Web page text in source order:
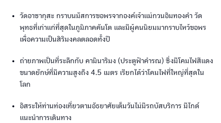
วัดอาซากุสะ กราบนมัสการขอพรจากองค์เจ้าแม่กวนอิมทองคำ วัด
พุทธที่เก่าแก่ที่สุดในภูมิภาคคันโต และมีผู้คนนิยมมากราบไหว้ขอพร
เพื่อความเป็นสิริมงคลตลอดทั้งปี
ถ่ายภาพเป็นที่ระลึกกับ คามินาริมง (ประตูฟ้าคำรณ) ซึ่งมีโคมไฟสีแดง
ขนาดยักษ์ที่มีความสูงถึง 4.5 เมตร เรียกได้ว่าโคมไฟที่ใหญ่ที่สุดใน
โลก
อิสระให้ท่านท่องเที่ยวตามอัธยาศัยเต็มวันไม่มีรถบัสบริการ มีไกด์
แนะนำการเดินทาง